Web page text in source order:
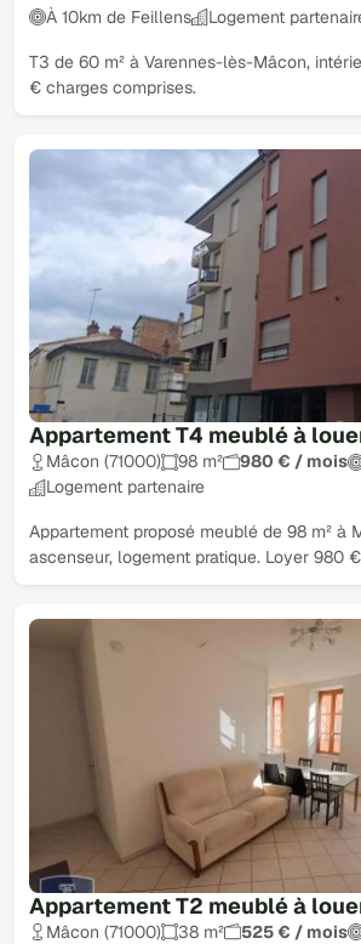
À 10km de Feillens
Logement
T3 de 60 m² à Varennes-lès-Mâcon,
€ charges comprises.
Appartement T4 meublé à
Mâcon (71000) 98 m² 980 € / mois
Logement partenaire
Appartement proposé meublé de 98 m² à
ascenseur, logement pratique. Loyer 980
Appartement T2 meublé à
Mâcon (71000) 38 m² 525 € / mois